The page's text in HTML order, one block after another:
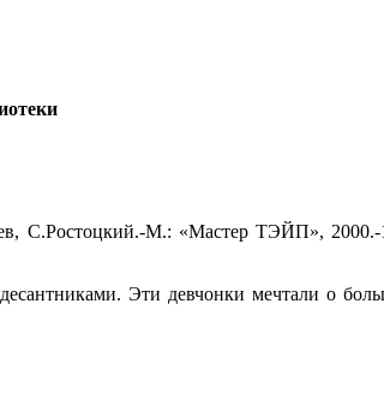
С.Ростоцкий.-М.: «Мастер ТЭЙП»,
Эти девчонки мечтали о